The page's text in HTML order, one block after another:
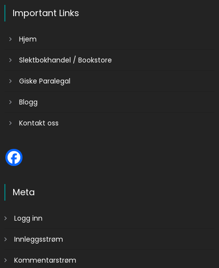
Important Links
Hjem
Slektbokhandel / Bookstore
Giske Paralegal
Blogg
Kontakt oss
Meta
Logg inn
Innleggsstrøm
Kommentarstrøm